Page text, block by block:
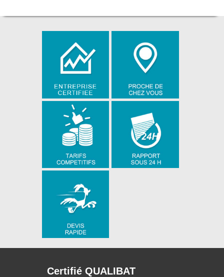
Certifié QUALIBAT